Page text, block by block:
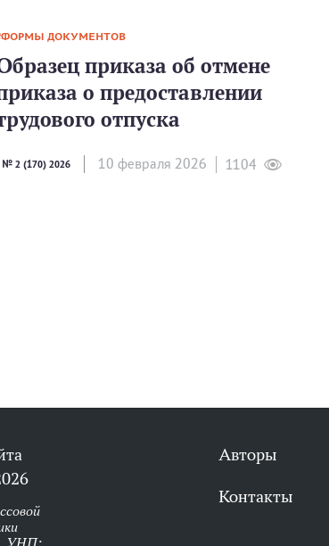
ФОРМЫ ДОКУМЕНТОВ
приказа об отмене
о предоставлении
отпуска
№ 2 (170) 2026 10 февраля 2026 1104
УНП:
Авторы
Контакты